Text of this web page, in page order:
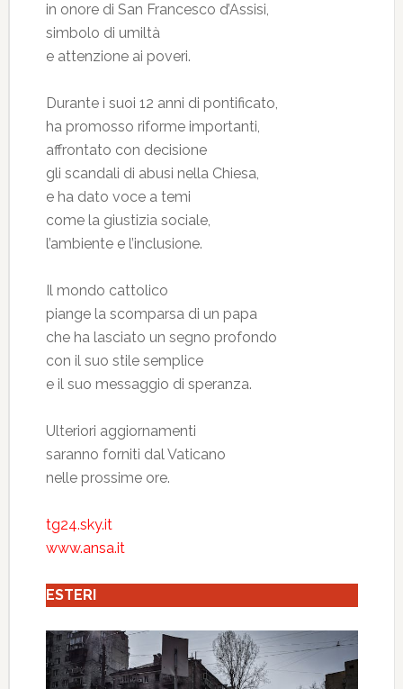
in onore di San Francesco d’Assisi,
simbolo di umiltà
e attenzione ai poveri.
Durante i suoi 12 anni di pontificato,
ha promosso riforme importanti,
affrontato con decisione
gli scandali di abusi nella Chiesa,
e ha dato voce a temi
come la giustizia sociale,
l’ambiente e l’inclusione.
Il mondo cattolico
piange la scomparsa di un papa
che ha lasciato un segno profondo
con il suo stile semplice
e il suo messaggio di speranza.
Ulteriori aggiornamenti
saranno forniti dal Vaticano
nelle prossime ore.
tg24.sky.it
www.ansa.it
ESTERI